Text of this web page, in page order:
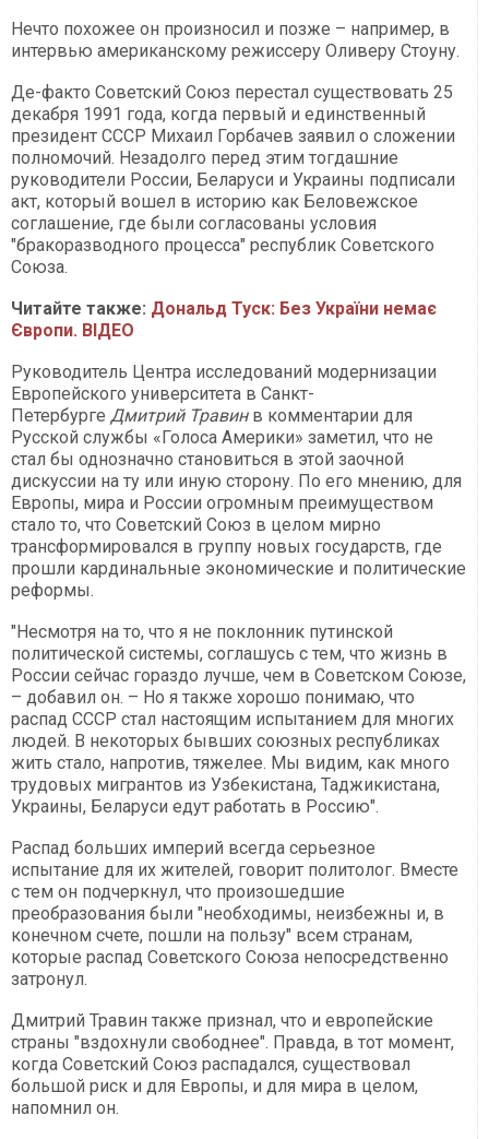
Нечто похожее он произносил и позже – например, в
интервью американскому режиссеру Оливеру Стоуну.
Де-факто Советский Союз перестал существовать 25
декабря 1991 года, когда первый и единственный
президент СССР Михаил Горбачев заявил о сложении
полномочий. Незадолго перед этим тогдашние
руководители России, Беларуси и Украины подписали
акт, который вошел в историю как Беловежское
соглашение, где были согласованы условия
"бракоразводного процесса" республик Советского
Союза.
Читайте также: Дональд Туск: Без України немає
Європи. ВІДЕО
Руководитель Центра исследований модернизации
Европейского университета в Санкт-
Петербурге Дмитрий Травинв комментарии для
Русской службы «Голоса Америки» заметил, что не
стал бы однозначно становиться в этой заочной
дискуссии на ту или иную сторону. По его мнению, для
Европы, мира и России огромным преимуществом
стало то, что Советский Союз в целом мирно
трансформировался в группу новых государств, где
прошли кардинальные экономические и политические
реформы.
"Несмотря на то, что я не поклонник путинской
политической системы, соглашусь с тем, что жизнь в
России сейчас гораздо лучше, чем в Советском Союзе,
– добавил он. – Но я также хорошо понимаю, что
распад СССР стал настоящим испытанием для многих
людей. В некоторых бывших союзных республиках
жить стало, напротив, тяжелее. Мы видим, как много
трудовых мигрантов из Узбекистана, Таджикистана,
Украины, Беларуси едут работать в Россию".
Распад больших империй всегда серьезное
испытание для их жителей, говорит политолог. Вместе
с тем он подчеркнул, что произошедшие
преобразования были "необходимы, неизбежны и, в
конечном счете, пошли на пользу" всем странам,
которые распад Советского Союза непосредственно
затронул.
Дмитрий Травин также признал, что и европейские
страны "вздохнули свободнее". Правда, в тот момент,
когда Советский Союз распадался, существовал
большой риск и для Европы, и для мира в целом,
напомнил он.